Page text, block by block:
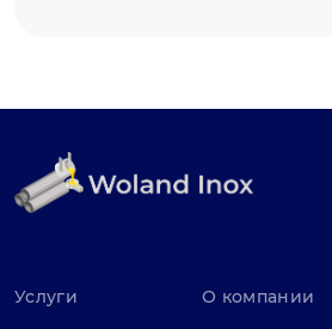
Услуги О компании